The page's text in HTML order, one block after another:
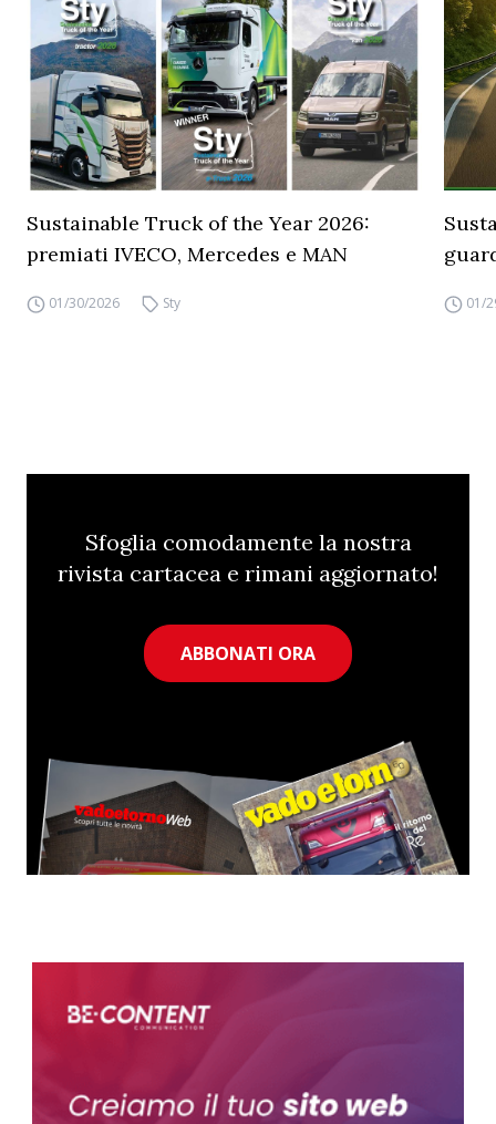
Sustainable Truck of the Year 2026:
premiati IVECO, Mercedes e MAN
01/30/2026 Sty 01/
Sfoglia comodamente la nostra
rivista cartacea e rimani aggiornato!
ABBONATI ORA